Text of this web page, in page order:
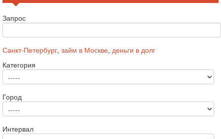
Запрос
Санкт-Петербург, займ в Москве, деньги в долг
Категория
Город
Интервал